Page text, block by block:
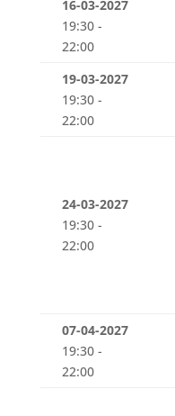
16-03-2027
19:30 -
22:00
19-03-2027
19:30 -
22:00
24-03-2027
19:30 -
22:00
07-04-2027
19:30 -
22:00